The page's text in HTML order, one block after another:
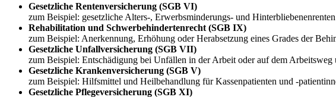
Gesetzliche Rentenversicherung (SGB VI)
zum Beispiel: gesetzliche Alters-, Erwerbsminderungs- und
Rehabilitation und Schwerbehindertenrecht (SGB IX)
zum Beispiel: Anerkennung, Erhöhung oder Herabsetzung eines Grades der
Gesetzliche Unfallversicherung (SGB VII)
zum Beispiel: Entschädigung bei Unfällen in der Arbeit oder auf dem
Gesetzliche Krankenversicherung (SGB V)
zum Beispiel: Hilfsmittel und Heilbehandlung für Kassenpatienten und -
Gesetzliche Pflegeversicherung (SGB XI)